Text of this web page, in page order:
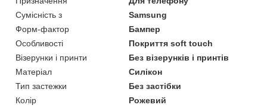
Сумісність з
Samsung
Форм-фактор
Бампер
Особливості
Покриття soft touch
Візерунки і принти
Без візерунків і принтів
Матеріал
Силікон
Тип застежки
Без застібки
Колір
Рожевий